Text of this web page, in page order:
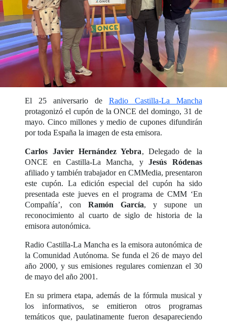
El 25 aniversario de Radio Castilla-La Mancha
protagonizó el cupón de la ONCE del domingo, 31 de
mayo. Cinco millones y medio de cupones difundirán
por toda España la imagen de esta emisora.
Carlos Javier Hernández Yebra, Delegado de la
ONCE en Castilla-La Mancha, yJesús Ródenas
afiliado y también trabajador en CMMedia, presentaron
este cupón. La edición especial del cupón ha sido
presentada este jueves en el programa de CMM ‘En
Compañía’, conRamón García, y supone un
reconocimiento al cuarto de siglo de historia de la
emisora autonómica.
Radio Castilla-La Mancha es la emisora autonómica de
la Comunidad Autónoma. Se funda el 26 de mayo del
año 2000, y sus emisiones regulares comienzan el 30
de mayo del año 2001.
En su primera etapa, además de la fórmula musical y
los informativos, se emitieron otros programas
temáticos que, paulatinamente fueron desapareciendo